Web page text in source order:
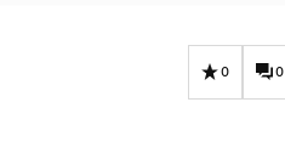
0 0